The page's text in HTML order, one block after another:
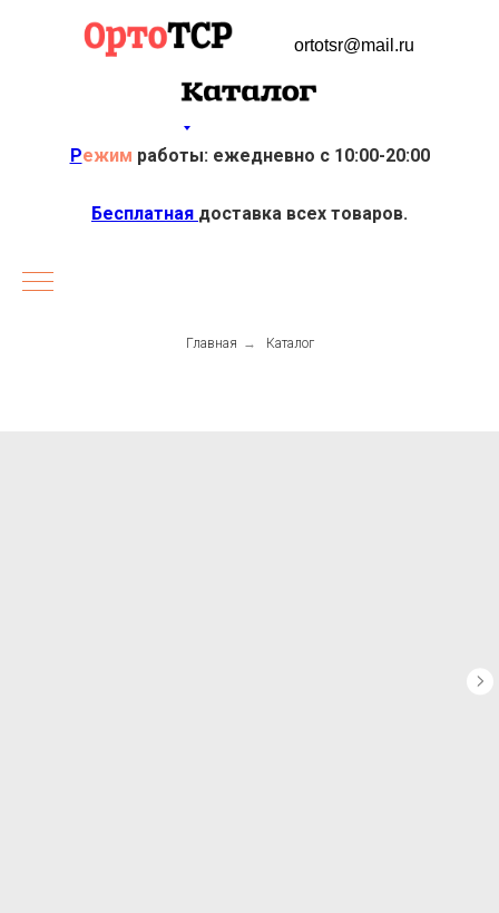
ortotsr@mail.ru
Режим работы: ежедневно с 10:00-20:00
Бесплатная доставка всех товаров.
Главная → Каталог